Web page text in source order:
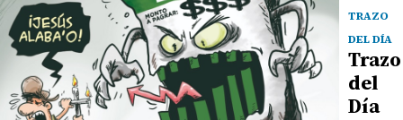
TRAZO
DEL DÍA
Trazo
del
Día